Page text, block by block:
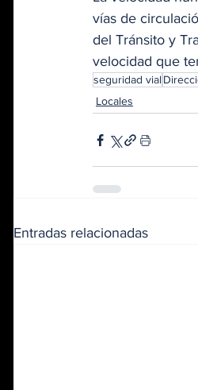
vías de
del Tránsito y
velocidad que
seguridad vial
Locales
Entradas relacionadas